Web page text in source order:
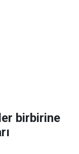
birbirine